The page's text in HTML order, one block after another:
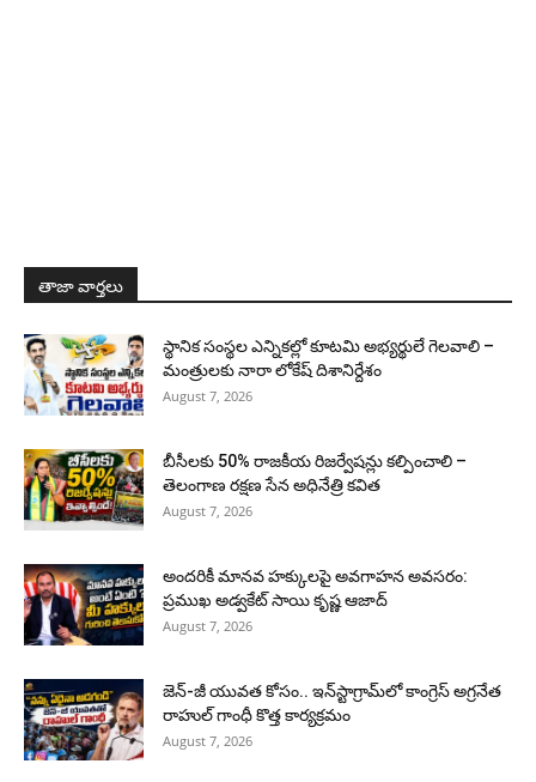
తాజా వార్తలు
స్థానిక సంస్థల ఎన్నికల్లో కూటమి అభ్యర్థులే గెలవాలి –
మంత్రులకు నారా లోకేష్ దిశానిర్దేశం
August 7, 2026
బీసీలకు 50% రాజకీయ రిజర్వేషన్లు కల్పించాలి –
తెలంగాణ రక్షణ సేన అధినేత్రి కవిత
August 7, 2026
అందరికీ మానవ హక్కులపై అవగాహన అవసరం:
ప్రముఖ అడ్వకేట్ సాయి కృష్ణ ఆజాద్
August 7, 2026
జెన్-జీ యువత కోసం.. ఇన్‌స్టాగ్రామ్‌లో కాంగ్రెస్ అగ్రనేత
రాహుల్ గాంధీ కొత్త కార్యక్రమం
August 7, 2026